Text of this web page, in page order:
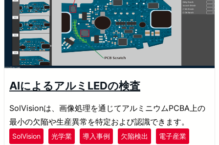
AIによるアルミLEDの検査
SolVisionは、画像処理を通じてアルミニウムPCBA上の
最小の欠陥や生産異常を特定および認識できます。
SolVision 光学業 導入事例 欠陥検出 電子産業